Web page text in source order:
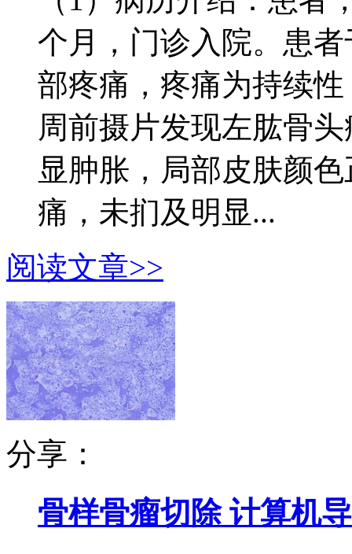
个月，门诊入院。患
部疼痛，疼痛为持续
周前摄片发现左肱骨
显肿胀，局部皮肤颜
痛，未扪及明显...
阅读文章>>
分享：
骨样骨瘤切除 计算机